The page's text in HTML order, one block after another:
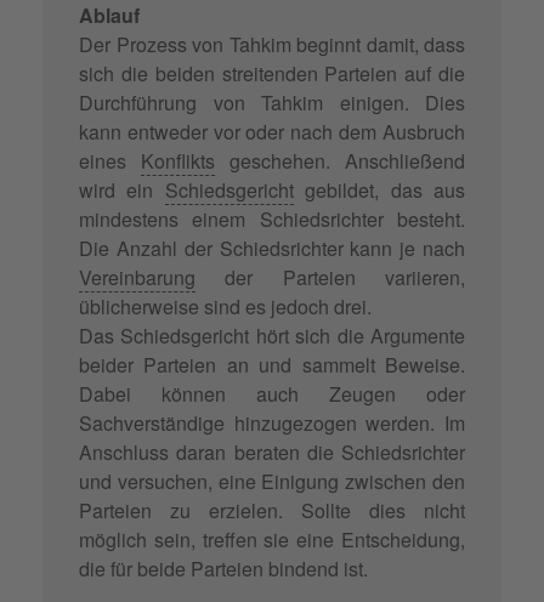
Ablauf
Der Prozess von Tahkim beginnt damit, dass
sich die beiden streitenden Parteien auf die
Durchführung von Tahkim einigen. Dies
kann entweder vor oder nach dem Ausbruch
eines Konflikts geschehen. Anschließend
wird ein Schiedsgerichtgebildet, das aus
mindestens einem Schiedsrichter besteht.
Die Anzahl der Schiedsrichter kann je nach
Vereinbarung der Parteien variieren,
üblicherweise sind es jedoch drei.
Das Schiedsgericht hört sich die Argumente
beider Parteien an und sammelt Beweise.
Dabei können auch Zeugen oder
Sachverständige hinzugezogen werden. Im
Anschluss daran beraten die Schiedsrichter
und versuchen, eine Einigung zwischen den
Parteien zu erzielen. Sollte dies nicht
möglich sein, treffen sie eine Entscheidung,
die für beide Parteien bindend ist.